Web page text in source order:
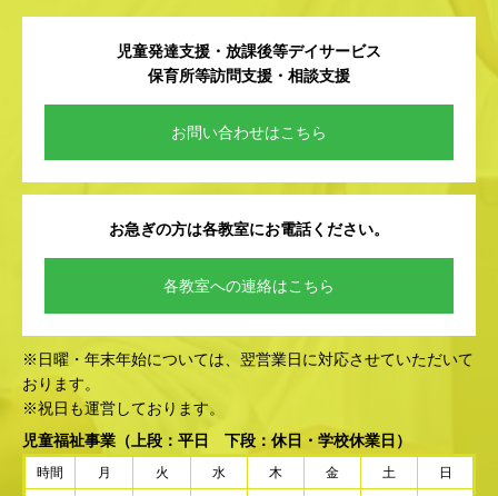
児童発達支援・放課後等デイサービス
保育所等訪問支援・相談支援
お問い合わせはこちら
お急ぎの方は各教室にお電話ください。
各教室への連絡はこちら
※日曜・年末年始については、翌営業日に対応させていただいて
おります。
※祝日も運営しております。
児童福祉事業 （上段：平日 下段：休日・学校休業日）
時間 月 火 水 木 金 土 日